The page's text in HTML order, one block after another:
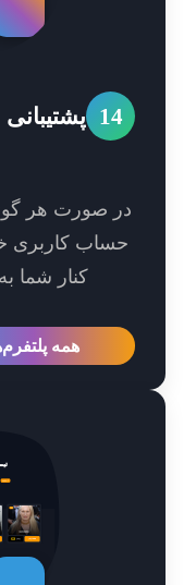
پشتیبانی
صورت هر گونه مشکل یا
کاربری خود تیکت
کنار شما به حل
همه پلتفرم‌ها